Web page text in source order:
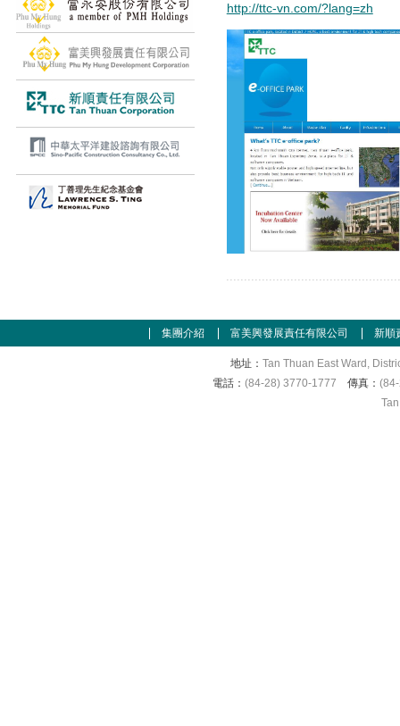
http://ttc-vn.com/?lang=zh
集團介紹 富美興發展責任有限公司 新順
地址： Tan Thuan East Ward,
電話： (84-28) 3770-1777 傳真：